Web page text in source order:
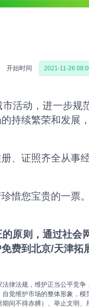
开始时间 2021-11-26
活动，进一步
持续繁荣和发展
、证照齐全从事
惜您宝贵的一票。
原则，通过社
费到北京/天津拓
律法规，维护正当公平竞争
觉维护市场的整体形象，
间不得赤膊）、举止文明